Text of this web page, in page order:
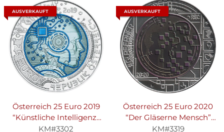
AUSVERKAUFT
Österreich 25 Euro 2019
“Künstliche Intelligenz”
Niob
KM#3302
AUSVERKAUFT
Österreich 25 Euro 2020
“Der Gläserne Mensch”
Niob
KM#3319